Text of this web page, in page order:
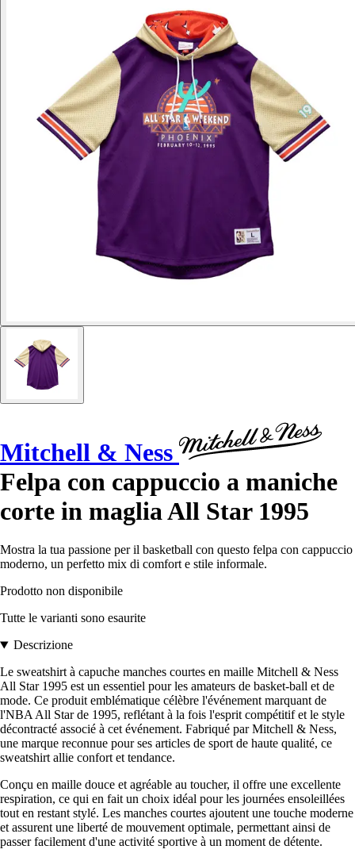
Mitchell & Ness
Felpa con cappuccio a maniche
corte in maglia All Star 1995
Mostra la tua passione per il basketball con questo felpa con cappuccio
moderno, un perfetto mix di comfort e stile informale.
Prodotto non disponibile
Tutte le varianti sono esaurite
Descrizione
Le sweatshirt à capuche manches courtes en maille Mitchell & Ness
All Star 1995 est un essentiel pour les amateurs de basket-ball et de
mode. Ce produit emblématique célèbre l'événement marquant de
l'NBA All Star de 1995, reflétant à la fois l'esprit compétitif et le style
décontracté associé à cet événement. Fabriqué par Mitchell & Ness,
une marque reconnue pour ses articles de sport de haute qualité, ce
sweatshirt allie confort et tendance.
Conçu en maille douce et agréable au toucher, il offre une excellente
respiration, ce qui en fait un choix idéal pour les journées ensoleillées
tout en restant stylé. Les manches courtes ajoutent une touche moderne
et assurent une liberté de mouvement optimale, permettant ainsi de
passer facilement d'une activité sportive à un moment de détente.